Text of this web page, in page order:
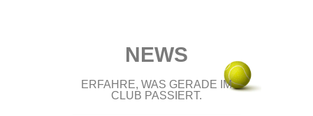
NEWS
ERFAHRE, WAS GERADE IM
CLUB PASSIERT.